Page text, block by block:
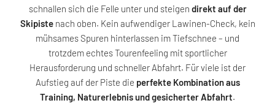
schnallen sich die Felle unter und steigen direkt auf der
Skipistenach oben. Kein aufwendiger Lawinen-Check, kein
mühsames Spuren hinterlassen im Tiefschnee – und
trotzdem echtes Tourenfeeling mit sportlicher
Herausforderung und schneller Abfahrt. Für viele ist der
Aufstieg auf der Piste die perfekte Kombination aus
Training, Naturerlebnis und gesicherter Abfahrt.